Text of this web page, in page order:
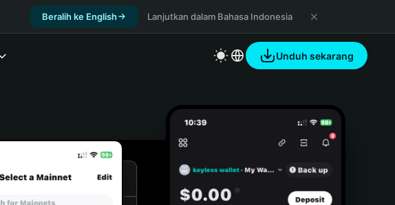
Beralih ke English Lanjutkan dalam Bahasa Indonesia
Unduh sekarang